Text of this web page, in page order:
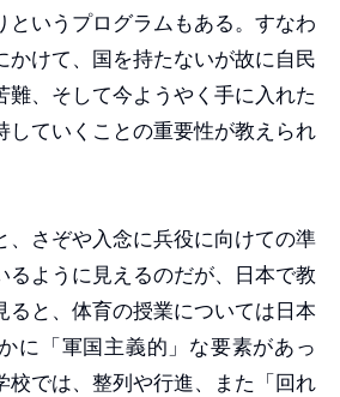
というプログラムもある。すなわ
かけて、国を持たないが故に自民
難、そして今ようやく手に入れた
していくことの重要性が教えられ
さぞや入念に兵役に向けての準
るように見えるのだが、日本で教
ると、体育の授業については日本
に「軍国主義的」な要素があっ
校では、整列や行進、また「回れ